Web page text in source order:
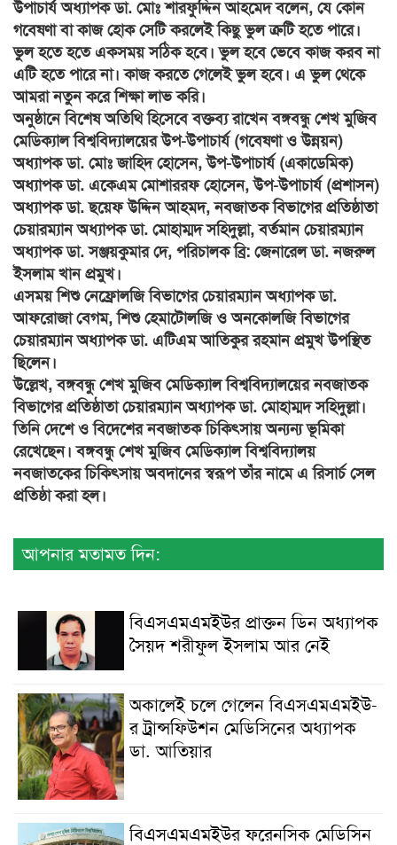
উপাচার্য অধ্যাপক ডা. মোঃ শারফুদ্দিন আহমেদ বলেন, যে কোন
গবেষণা বা কাজ হোক সেটি করলেই কিছু ভুল ত্রুটি হতে পারে।
ভুল হতে হতে একসময় সঠিক হবে। ভুল হবে ভেবে কাজ করব না
এটি হতে পারে না। কাজ করতে গেলেই ভুল হবে। এ ভুল থেকে
আমরা নতুন করে শিক্ষা লাভ করি।
অনুষ্ঠানে বিশেষ অতিথি হিসেবে বক্তব্য রাখেন বঙ্গবন্ধু শেখ মুজিব
মেডিক্যাল বিশ্ববিদ্যালয়ের উপ-উপাচার্য (গবেষণা ও উন্নয়ন)
অধ্যাপক ডা. মোঃ জাহিদ হোসেন, উপ-উপাচার্য (একাডেমিক)
অধ্যাপক ডা. একেএম মোশাররফ হোসেন, উপ-উপাচার্য (প্রশাসন)
অধ্যাপক ডা. ছয়েফ উদ্দিন আহমদ, নবজাতক বিভাগের প্রতিষ্ঠাতা
চেয়ারম্যান অধ্যাপক ডা. মোহাম্মদ সহিদুল্লা, বর্তমান চেয়ারম্যান
অধ্যাপক ডা. সঞ্জয়কুমার দে, পরিচালক ব্রি: জেনারেল ডা. নজরুল
ইসলাম খান প্রমুখ।
এসময় শিশু নেফ্রোলজি বিভাগের চেয়ারম্যান অধ্যাপক ডা.
আফরোজা বেগম, শিশু হেমাটোলজি ও অনকোলজি বিভাগের
চেয়ারম্যান অধ্যাপক ডা. এটিএম আতিকুর রহমান প্রমুখ উপস্থিত
ছিলেন।
উল্লেখ, বঙ্গবন্ধু শেখ মুজিব মেডিক্যাল বিশ্ববিদ্যালয়ের নবজাতক
বিভাগের প্রতিষ্ঠাতা চেয়ারম্যান অধ্যাপক ডা. মোহাম্মদ সহিদুল্লা।
তিনি দেশে ও বিদেশের নবজাতক চিকিৎসায় অন্যন্য ভূমিকা
রেখেছেন। বঙ্গবন্ধু শেখ মুজিব মেডিক্যাল বিশ্ববিদ্যালয়
নবজাতকের চিকিৎসায় অবদানের স্বরূপ তাঁর নামে এ রিসার্চ সেল
প্রতিষ্ঠা করা হল।
আপনার মতামত দিন:
বিএসএমএমইউর প্রাক্তন ডিন অধ্যাপক
সৈয়দ শরীফুল ইসলাম আর নেই
অকালেই চলে গেলেন বিএসএমএমইউ-
র ট্রান্সফিউশন মেডিসিনের অধ্যাপক
ডা. আতিয়ার
বিএসএমএমইউর ফরেনসিক মেডিসিন